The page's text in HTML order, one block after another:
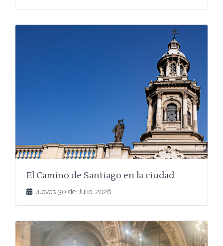
El Camino de Santiago en la ciudad
Jueves 30 de Julio, 2026